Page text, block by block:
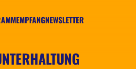
EMPFANGNEWSLETTER